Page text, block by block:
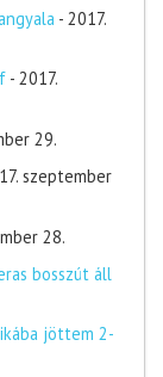
- 2017.
- 2017.
29.
szeptember
28.
bosszút áll
jöttem 2-